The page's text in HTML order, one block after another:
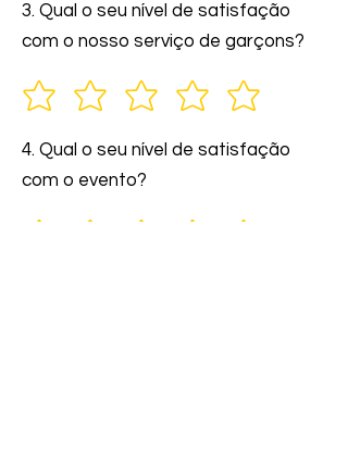
3. Qual o seu nível de satisfação
com o nosso serviço de garçons?
4. Qual o seu nível de satisfação
com o evento?